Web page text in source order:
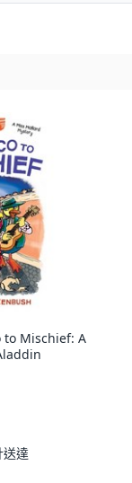
to Mischief: A
送達